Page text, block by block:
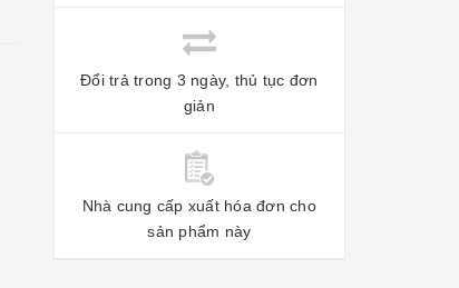
Đổi trả trong 3 ngày, thủ tục đơn
giản
Nhà cung cấp xuất hóa đơn cho
sản phẩm này